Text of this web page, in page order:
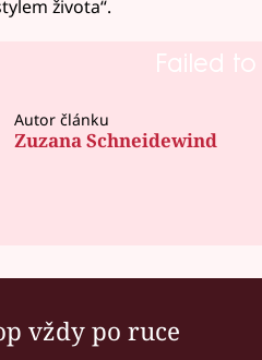
života“.
Failed
Autor článku
Zuzana Schneidewind
vždy po ruce